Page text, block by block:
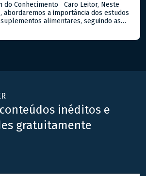
do Conhecimento Caro Leitor, Neste
abordaremos a importância dos estudos
alimentares, seguindo as
inéditos e
gratuitamente